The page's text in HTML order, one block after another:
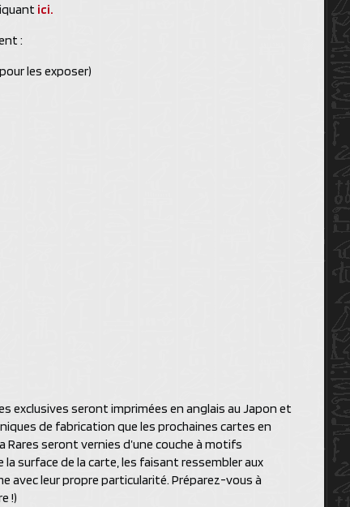
ici.
:
les exposer)
exclusives seront imprimées en anglais au Japon et
de fabrication que les prochaines cartes en
Rares seront vernies d’une couche à motifs
surface de la carte, les faisant ressembler aux
avec leur propre particularité. Préparez-vous à
!)